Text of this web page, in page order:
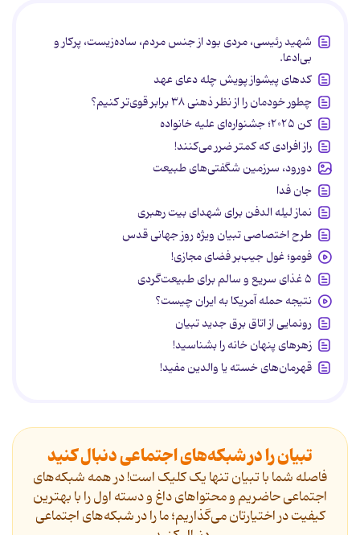
شهید رئیسی، مردی بود از جنس مردم، ساده‌زیست، پرکار و
بی‌ادعا.
کدهای پیشواز پویش چله دعای عهد
چطور خودمان را از نظر ذهنی ۳۸ برابر قوی‌تر کنیم؟
کن ۲۰۲۵؛ جشنواره‌ای علیه خانواده
راز افرادی که کمتر ضرر می‌کنند!
دورود، سرزمین شگفتی‌های طبیعت
جان فدا
نماز لیله الدفن برای شهدای بیت رهبری
طرح اختصاصی تبیان ویژه روز جهانی قدس
فومو؛ غول جیب‌بر فضای مجازی!
۵ غذای سریع و سالم برای طبیعت‌گردی
نتیجه حمله آمریکا به ایران چیست؟
رونمایی از اتاق برق جدید تبیان
زهرهای پنهان خانه را بشناسید!
قهرمان‌های خسته یا والدین مفید!
تبیان را در شبکه‌های اجتماعی دنبال کنید
فاصله شما با تبیان تنها یک کلیک است! در همه شبکه‌های
اجتماعی حاضریم و محتواهای داغ و دسته اول را با بهترین
کیفیت در اختیارتان می‌گذاریم؛ ما را در شبکه‌های اجتماعی